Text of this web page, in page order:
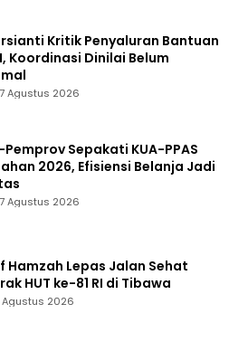
Kritik Penyaluran Bantuan
Koordinasi Dinilai Belum
Agustus 2026
Pemprov Sepakati KUA-PPAS
2026, Efisiensi Belanja Jadi
Agustus 2026
Hamzah Lepas Jalan Sehat
HUT ke-81 RI di Tibawa
Agustus 2026